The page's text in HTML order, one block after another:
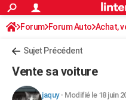
ACTUALITÉS
Politique
Société
Faits Divers
Education
Monde
Villes
+
FINANCE
Forum Forum Auto Achat,
Sujet Précédent
Vente sa voiture
jaquy- Modifié le 18 juin